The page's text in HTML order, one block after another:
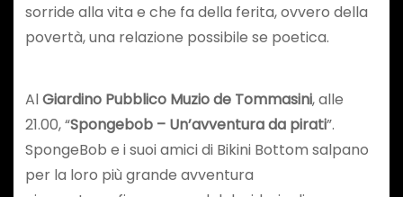
sorride alla vita e che fa della ferita, ovvero della
povertà, una relazione possibile se poetica.
AlGiardino Pubblico Muzio de Tommasini, alle
21.00, “Spongebob – Un’avventura da pirati”.
SpongeBob e i suoi amici di Bikini Bottom salpano
per la loro più grande avventura